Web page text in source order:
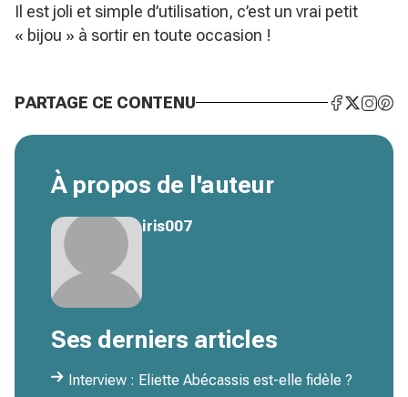
Il est joli et simple d’utilisation, c’est un vrai petit
« bijou » à sortir en toute occasion !
PARTAGE CE CONTENU
À propos de l'auteur
iris007
Ses derniers articles
Interview : Eliette Abécassis est-elle fidèle ?